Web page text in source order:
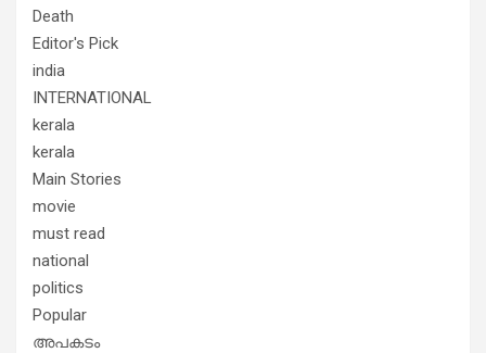
Death
Editor's Pick
india
INTERNATIONAL
kerala
kerala
Main Stories
movie
must read
national
politics
Popular
അപകടം